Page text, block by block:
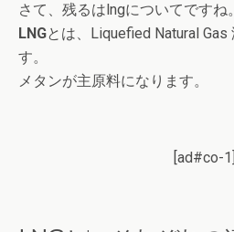
さて、残るはlngについてですね。
LNGとは、Liquefied Natural
す。
メタンが主原料になります。
[ad#co-1]